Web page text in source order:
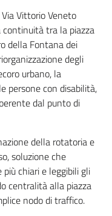
Vittorio Veneto
tra la piazza
della Fontana dei
degli
urbano, la
persone con disabilità,
dal punto di
della rotatoria e
soluzione che
chiari e leggibili gli
centralità alla piazza
nodo di traffico.